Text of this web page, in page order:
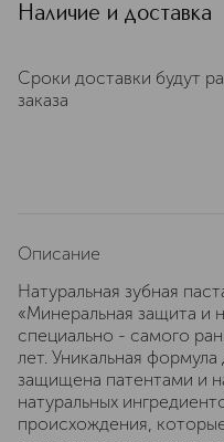
Наличие и доставка
Сроки доставки будут
заказа
Описание
Натуральная зубная
«Минеральная защита и
специально - самого
лет. Уникальная
защищена патентами и
натуральных
происхождения,